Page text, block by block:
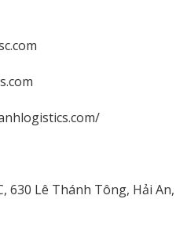
630 Lê Thánh Tông, Hải An,